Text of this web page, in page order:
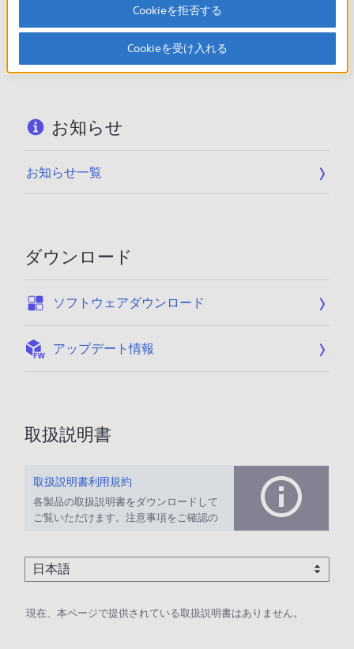
重要なお知らせ一覧
お知らせ
お知らせ一覧
ダウンロード
ソフトウェアダウンロード
アップデート情報
取扱説明書
取扱説明書利用規約
各製品の取扱説明書をダウンロードして
ご覧いただけます。注意事項をご確認の
現在、本ページで提供されている取扱説明書はありません。
Cookieを拒否する
Cookieを受け入れる